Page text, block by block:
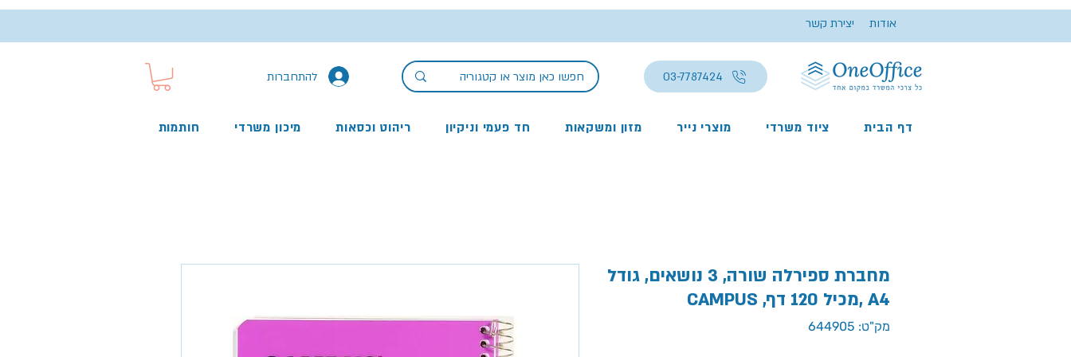
יצירת קשר אודות
להתחברות 03-7787424
דף הבית ציוד משרדי מוצרי נייר מזון ומשקאות חד פעמי וניקיון ריהוט וכסאות מיכון משרדי חותמות
מחברת ספירלה שורה, 3 נושאים, גודל
A4 ,מכיל 120 דף, CAMPUS
מק"ט: 644905